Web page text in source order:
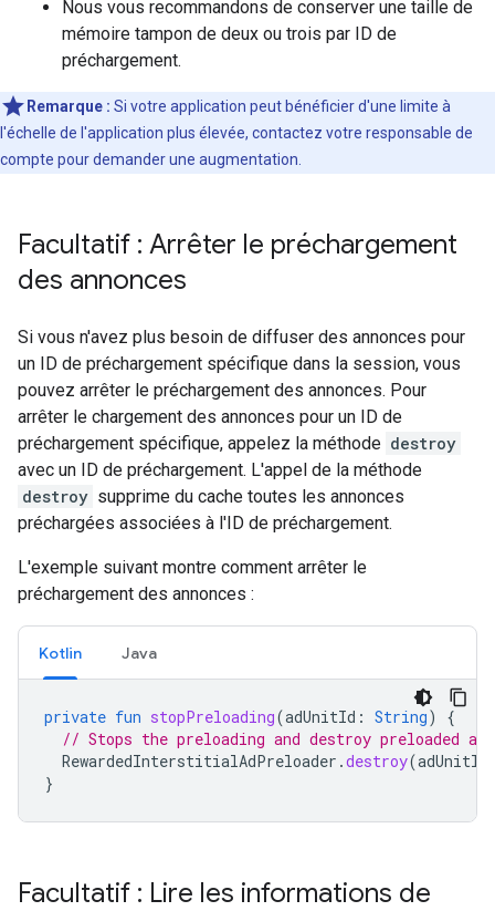
Nous vous recommandons de conserver une taille de
mémoire tampon de deux ou trois par ID de
préchargement.
Remarque : Si votre application peut bénéficier d'une limite à
l'échelle de l'application plus élevée, contactez votre responsable de
compte pour demander une augmentation.
Facultatif : Arrêter le préchargement
des annonces
Si vous n'avez plus besoin de diffuser des annonces pour
un ID de préchargement spécifique dans la session, vous
pouvez arrêter le préchargement des annonces. Pour
arrêter le chargement des annonces pour un ID de
préchargement spécifique, appelez la méthode destroy
avec un ID de préchargement. L'appel de la méthode
destroy supprime du cache toutes les annonces
préchargées associées à l'ID de préchargement.
L'exemple suivant montre comment arrêter le
préchargement des annonces :
Kotlin Java
private fun stopPreloading(adUnitId : String)
{
// Stops the preloading and destroy preloaded
RewardedInterstitialAdPreloader .destroy(adUnitId
}
Facultatif : Lire les informations de